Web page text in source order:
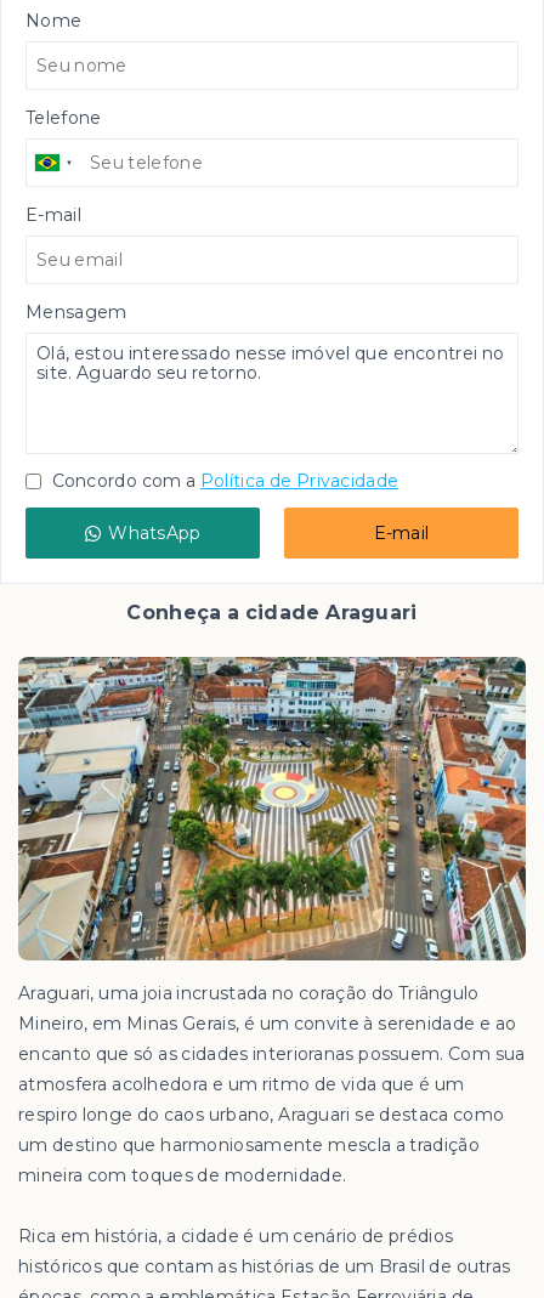
Nome
Telefone
E-mail
Mensagem
Concordo com a Política de Privacidade
WhatsApp E-mail
Conheça a cidade Araguari
Araguari, uma joia incrustada no coração do Triângulo
Mineiro, em Minas Gerais, é um convite à serenidade e ao
encanto que só as cidades interioranas possuem. Com sua
atmosfera acolhedora e um ritmo de vida que é um
respiro longe do caos urbano, Araguari se destaca como
um destino que harmoniosamente mescla a tradição
mineira com toques de modernidade.
Rica em história, a cidade é um cenário de prédios
históricos que contam as histórias de um Brasil de outras